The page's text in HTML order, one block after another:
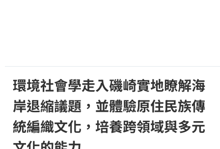
環境社會學走入磯崎實地瞭解海
岸退縮議題，並體驗原住民族傳
統編織文化，培養跨領域與多元